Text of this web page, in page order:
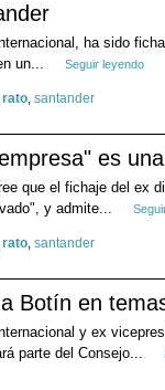
ha sido
un...
Seguir leyendo
rato, santander
es
que el fichaje del ex
y admite...
rato, santander
Botín en
y ex
parte del Consejo...